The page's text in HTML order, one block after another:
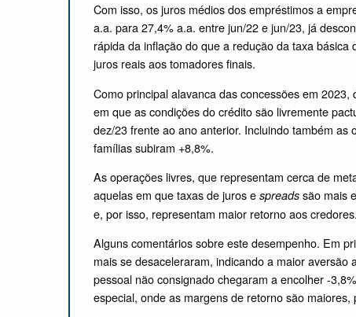
Com isso, os juros médios dos empréstimos a
a.a. para 27,4% a.a. entre jun/22 e jun/23, já
rápida da inflação do que a redução da taxa
juros reais aos tomadores finais.
Como principal alavanca das concessões em
em que as condições do crédito são livremente
dez/23 frente ao ano anterior. Incluindo também
famílias subiram +8,8%.
As operações livres, que representam cerca de
aquelas em que taxas de juros e spreads são mais
e, por isso, representam maior retorno aos credores.
Alguns comentários sobre este desempenho. Em
mais se desaceleraram, indicando a maior
pessoal não consignado chegaram a encolher -
especial, onde as margens de retorno são